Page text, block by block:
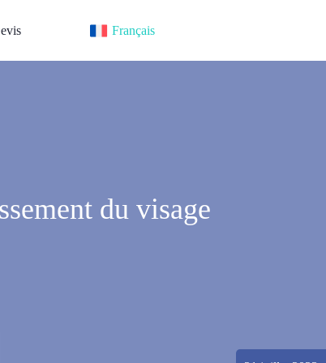
Français
du visage